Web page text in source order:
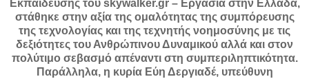
Εκπαίδευσης του skywalker.gr – Εργασία στην Ελλάδα,
στάθηκε στην αξία της ομαλότητας της συμπόρευσης
της τεχνολογίας και της τεχνητής νοημοσύνης με τις
δεξιότητες του Ανθρώπινου Δυναμικού αλλά και στον
πολύτιμο σεβασμό απέναντι στη συμπεριληπτικότητα.
Παράλληλα, η κυρία Εύη Δεργιαδέ, υπεύθυνη